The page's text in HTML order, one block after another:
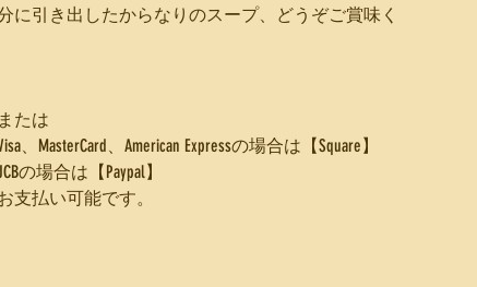
に引き出したからなりのスープ、どうぞご賞味く
たは
MasterCard、American Expressの場合は【Square】
の場合は【Paypal】
支払い可能です。